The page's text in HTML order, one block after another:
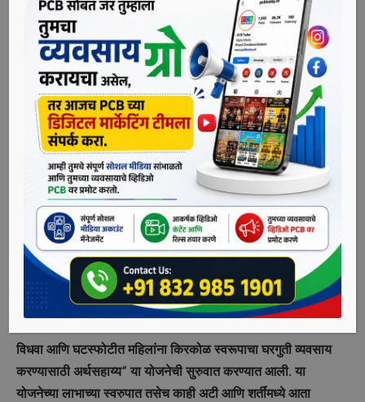
Last updated: June 8, 2022 5:48 pm
bpcauthor
2 Min Read
पिंपरी, दि. ८ (पीसीबी) -पिंपरी-चिंचवड महापालिकेमार्फत राबविण्यात
येणाऱ्या कौशल्य प्रशिक्षण योजनेअंतर्गत प्रशिक्षण पूर्ण केलेल्या शहरातील
विधवा आणि घटस्फोटीत महिलांना घरगुती व्यवसाय सुरु करण्यासाठी 25
हजार रुपयांचे अर्थसहाय्य महापालिका करणार आहे.अर्जदार महिलेचे वय
अर्ज केलेल्या दिनांकास 50 वर्षापर्यंत असणे आवश्यक आहे, अशी माहिती
आयुक्त राजेश पाटील यांनी दिली.
महिला वर्गाला सक्षम आणि स्वावलंबी करण्यासाठी महापालिकेमार्फत
विविध उपक्रम आणि योजना राबविल्या जातात. महिलांना
स्वयंरोजगारासाठी उत्तेजन देण्यासाठी तसेच त्यांना स्वत:च्या पायावर उभे
विधवा आणि घटस्फोटीत महिलांना किरकोळ स्वरूपाचा घरगुती व्यवसाय
करण्यासाठी अर्थसहाय्य” या योजनेची सुरुवात करण्यात आली. या
योजनेच्या लाभाच्या स्वरुपात तसेच काही अटी आणि शर्तींमध्ये आता